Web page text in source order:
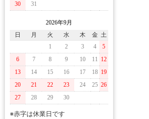
30
31
2026年9月
日
月 火 水 木 金 土
1
2 3 4
5
6
7 8 9 10 11 12
13
14 15 16 17 18 19
20
21 22 23 24 25 26
27
28 29 30
※赤字は休業日です